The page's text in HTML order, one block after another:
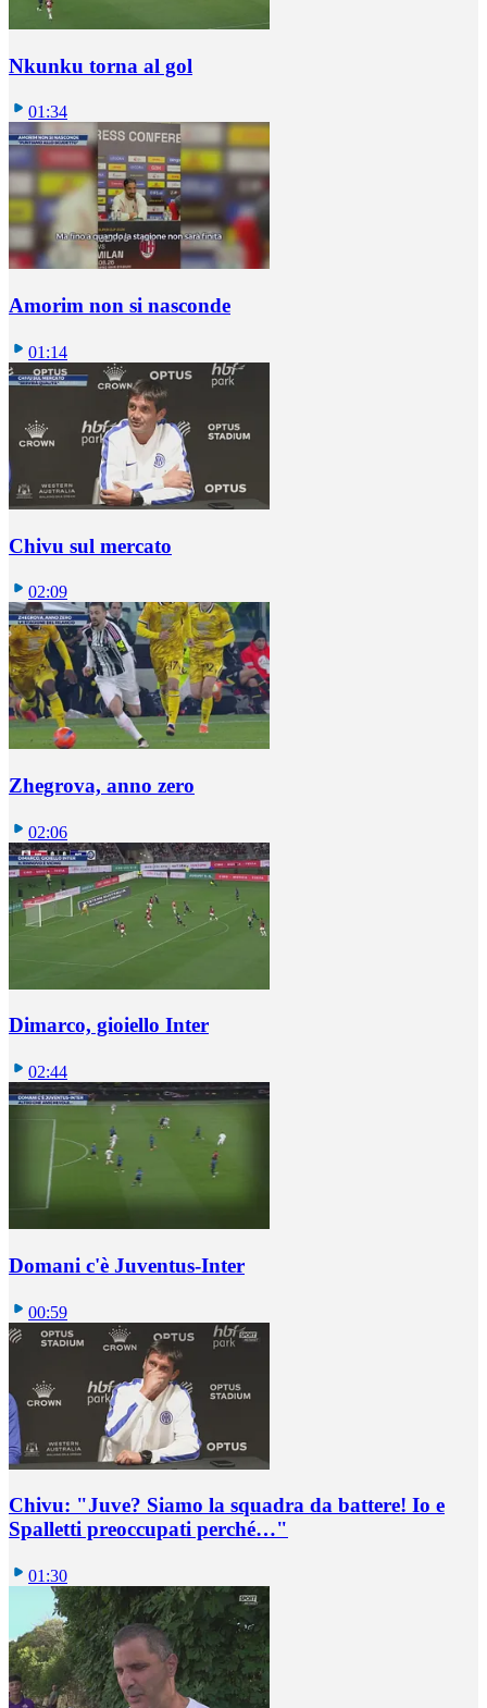
Nkunku torna al gol
01:34
Amorim non si nasconde
01:14
Chivu sul mercato
02:09
Zhegrova, anno zero
02:06
Dimarco, gioiello Inter
02:44
Domani c'è Juventus-Inter
00:59
Chivu: "Juve? Siamo la squadra da battere! Io e
Spalletti preoccupati perché…"
01:30